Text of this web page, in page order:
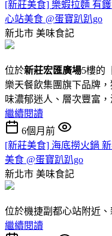
[新莊美食] 樂蝦拉麵 有
心站美食 @蛋寶趴趴go
新北市 美味食記
位於新莊宏匯廣場5樓的
樂天餐飲集團旗下品牌
味濃郁迷人、層次豐富，
繼續閱讀
6個月前
[新莊美食] 海底撈火鍋
美食 @蛋寶趴趴go
新北市 美味食記
位於機捷副都心站附近
繼續閱讀